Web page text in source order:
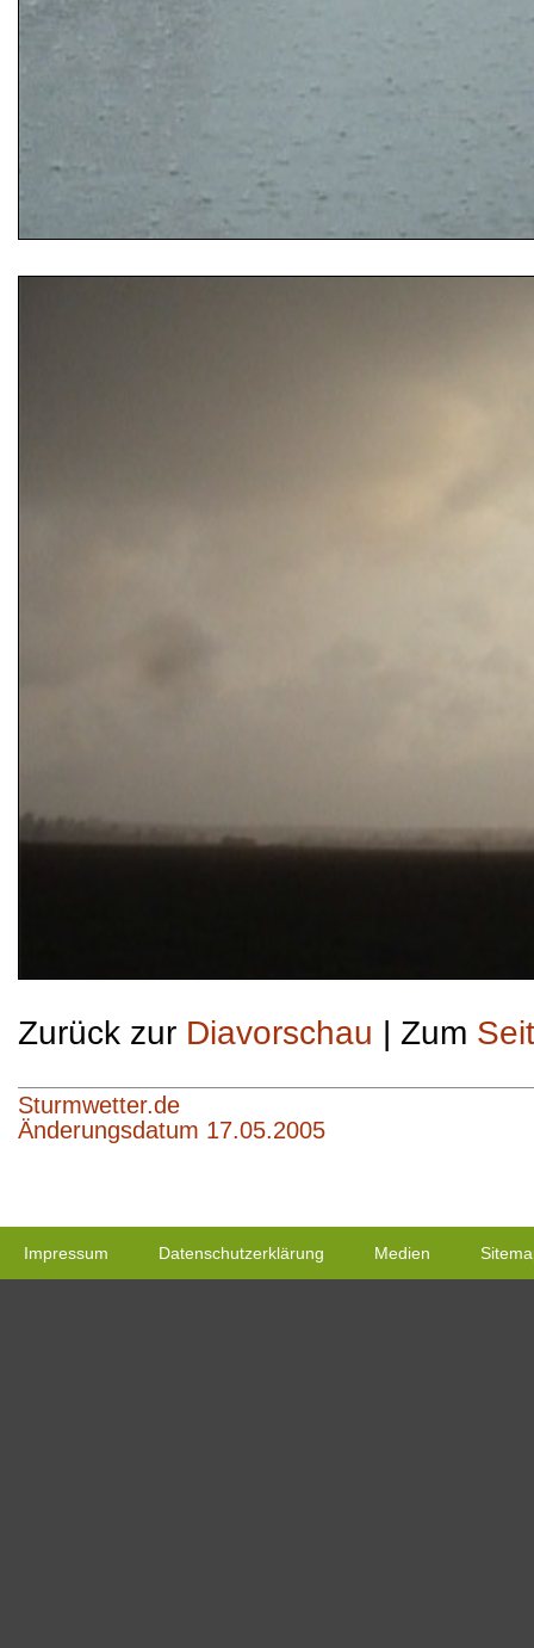
Zurück zur Diavorschau | Zum
Sturmwetter.de
Änderungsdatum 17.05.2005
Impressum Datenschutzerklärung Medien